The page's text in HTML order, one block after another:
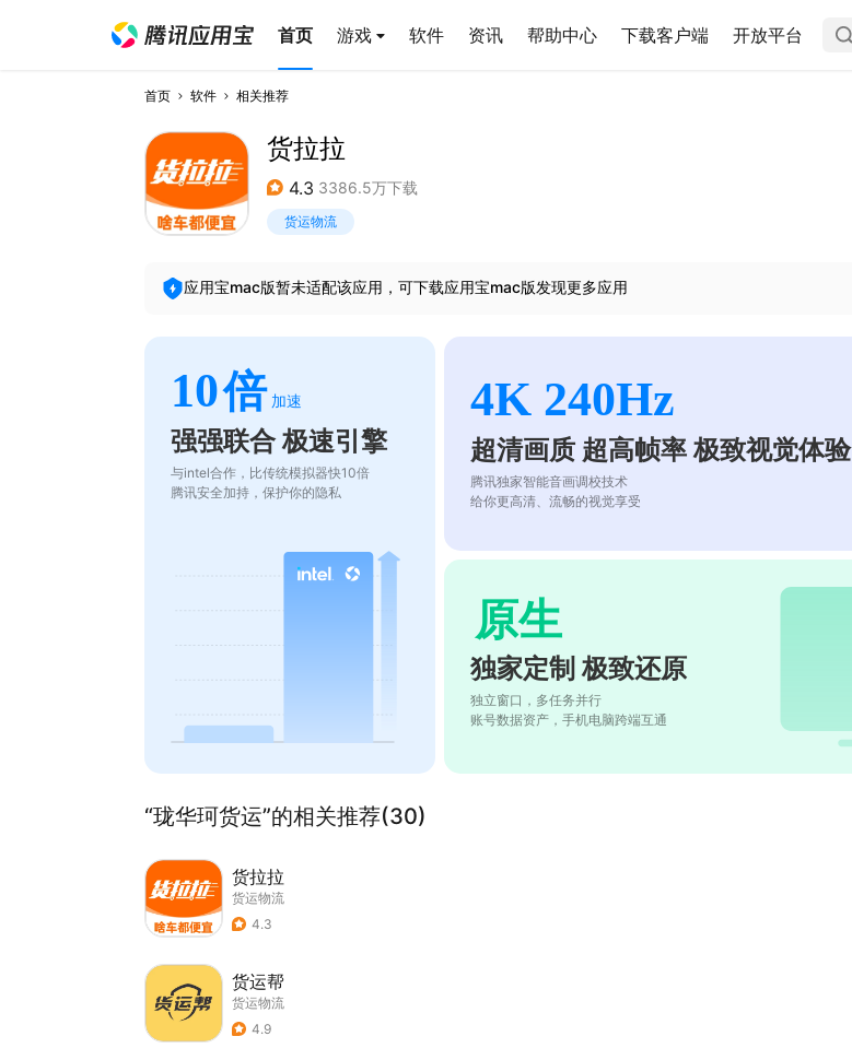
首页 游戏 软件 资讯 帮助中心 下载客户端 开放平台
首页 软件 相关推荐
货拉拉
4.3 3386.5万下载
货运物流
应用宝mac版暂未适配该应用，可下载应用宝mac版发现更多应用
10倍 加速
强强联合 极速引擎
与intel合作，比传统模拟器快10倍
腾讯安全加持，保护你的隐私
4K 240Hz
超清画质 超高帧率 极致视觉体验
腾讯独家智能音画调校技术
给你更高清、流畅的视觉享受
原生
独家定制 极致还原
独立窗口，多任务并行
账号数据资产，手机电脑跨端互通
“珑华珂货运”的相关推荐(30)
货拉拉
货运物流
4.3
货运帮
货运物流
4.9